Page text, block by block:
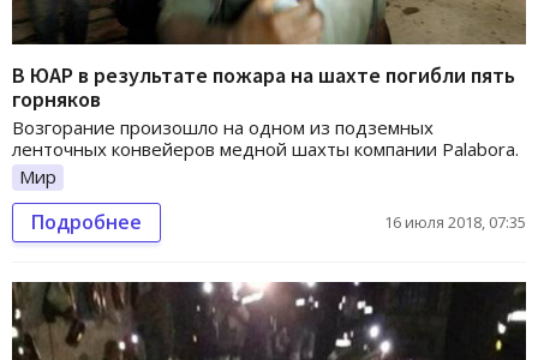
В ЮАР в результате пожара на шахте погибли пять
горняков
Возгорание произошло на одном из подземных
ленточных конвейеров медной шахты компании Palabora.
Мир
Подробнее 16 июля 2018, 07:35